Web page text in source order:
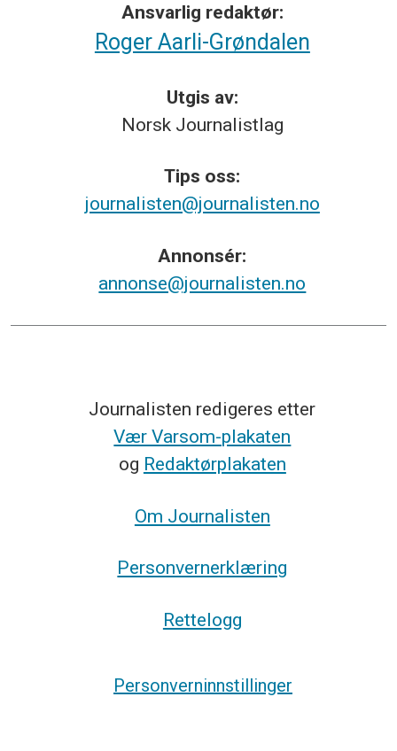
Ansvarlig redaktør:
Roger Aarli-Grøndalen
Utgis av:
Norsk Journalistlag
Tips oss:
journalisten@journalisten.no
Annonsér:
annonse@journalisten.no
Journalisten redigeres etter
Vær Varsom-plakaten
og Redaktørplakaten
Om Journalisten
Personvernerklæring
Rettelogg
Personverninnstillinger